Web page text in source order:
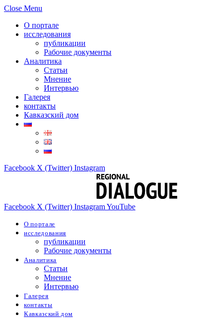
Close Menu
О портале
исследования
публикации
Рабочие документы
Аналитика
Статьи
Мнение
Интервью
Галерея
контакты
Кавказский дом
Facebook X (Twitter) Instagram
Facebook X (Twitter) InstagramYouTube
О портале
исследования
публикации
Рабочие документы
Аналитика
Статьи
Мнение
Интервью
Галерея
контакты
Кавказский дом